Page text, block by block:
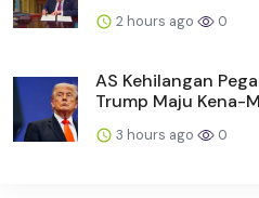
2 hours ago 0
AS Kehilangan
Trump Maju Kena-
3 hours ago 0